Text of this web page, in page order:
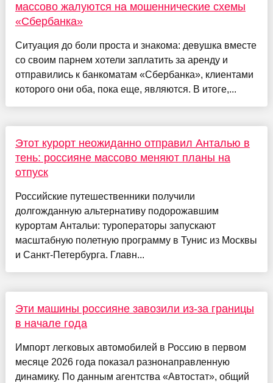
массово жалуются на мошеннические схемы
«Сбербанка»
Ситуация до боли проста и знакома: девушка вместе
со своим парнем хотели заплатить за аренду и
отправились к банкоматам «Сбербанка», клиентами
которого они оба, пока еще, являются. В итоге,...
Этот курорт неожиданно отправил Анталью в
тень: россияне массово меняют планы на
отпуск
Российские путешественники получили
долгожданную альтернативу подорожавшим
курортам Антальи: туроператоры запускают
масштабную полетную программу в Тунис из Москвы
и Санкт-Петербурга. Главн...
Эти машины россияне завозили из-за границы
в начале года
Импорт легковых автомобилей в Россию в первом
месяце 2026 года показал разнонаправленную
динамику. По данным агентства «Автостат», общий